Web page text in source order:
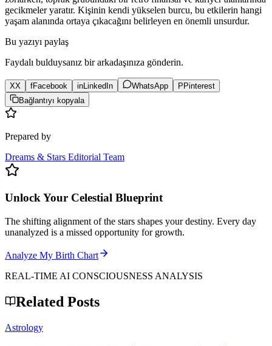
gecikmeler yaratır. Kişinin kendi yükselen burcu, bu etkilerin hangi
yaşam alanında ortaya çıkacağını belirleyen en önemli unsurdur.
Bu yazıyı paylaş
Faydalı bulduysanız bir arkadaşınıza gönderin.
XX fFacebook inLinkedIn WhatsApp P Pinterest
Bağlantıyı kopyala
Prepared by
Dreams & Stars Editorial Team
Unlock Your Celestial Blueprint
The shifting alignment of the stars shapes your destiny. Every day
unanalyzed is a missed opportunity for growth.
Analyze My Birth Chart
REAL-TIME AI CONSCIOUSNESS ANALYSIS
Related Posts
Astrology